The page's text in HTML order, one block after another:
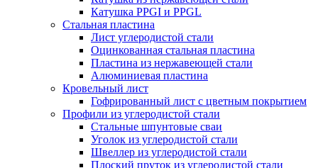
Катушка PPGI и PPGL
Стальная пластина
Лист углеродистой стали
Оцинкованная стальная пластина
Пластина из нержавеющей стали
Алюминиевая пластина
Кровельный лист
Гофрированный лист с цветным покрытием
Профили из углеродистой стали
Стальные шпунтовые сваи
Уголок из углеродистой стали
Швеллер из углеродистой стали
Плоский пруток из углеродистой стали